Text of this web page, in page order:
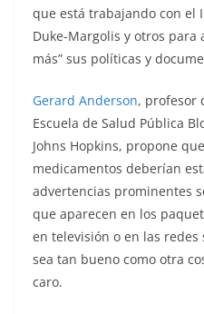
que está trabajando con el
Duke-Margolis y otros para
más” sus políticas y
Gerard Anderson, profesor
Escuela de Salud Pública
Johns Hopkins, propone
medicamentos deberían
advertencias prominentes
que aparecen en los
en televisión o en las
sea tan bueno como otra
caro.